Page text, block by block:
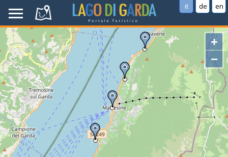
it de en
+
−